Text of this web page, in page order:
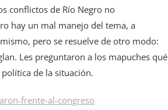
conflictos de Río Negro no
hay un mal manejo del tema, a
pero se resuelve de otro modo:
Les preguntaron a los mapuches qué
de la situación.
frente-al-congreso